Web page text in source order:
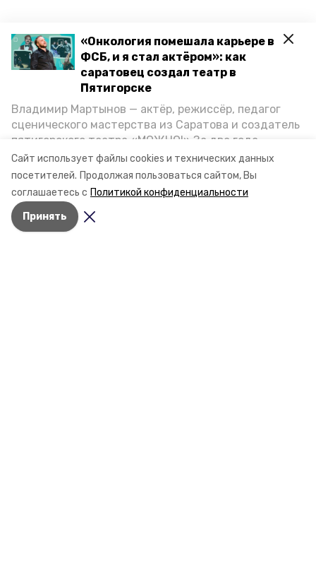
Сайт использует файлы cookies и технических данных
посетителей. Продолжая пользоваться сайтом, Вы
соглашаетесь с Политикой конфиденциальности
Принять
«Онкология помешала карьере в
ФСБ, и я стал актёром»: как
саратовец создал театр в
Пятигорске
Владимир Мартынов — актёр, режиссёр, педагог
сценического мастерства из Саратова и создатель
пятигорского театра «МОЖНО!» За два года
существования театр выпустил восемь спектаклей,
впереди — новые премьеры. О том, как стал
артистом, попал в Пятигорск и собрал труппу,
режиссёр рассказал корреспонденту «Портала
Пятигорска».
На Кавминводах начали
проводить уникальные
В понедельник, 19 сентября, в Пятигорской клинической
больнице впервые провели сразу две малоинвазивные
операции эндоваскулярного (внутрисосудистого)
протезирования брюшного отдела аорты. Наш
корреспондент посетил медучреждение и узнал
подробности.
19 сентября 2022, 17:50